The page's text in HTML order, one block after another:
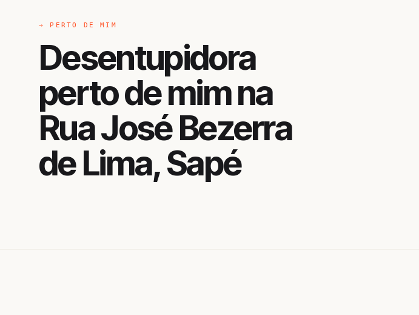
→ PERTO DE MIM
Desentupidora
perto de mim na
Rua José Bezerra
de Lima, Sapé